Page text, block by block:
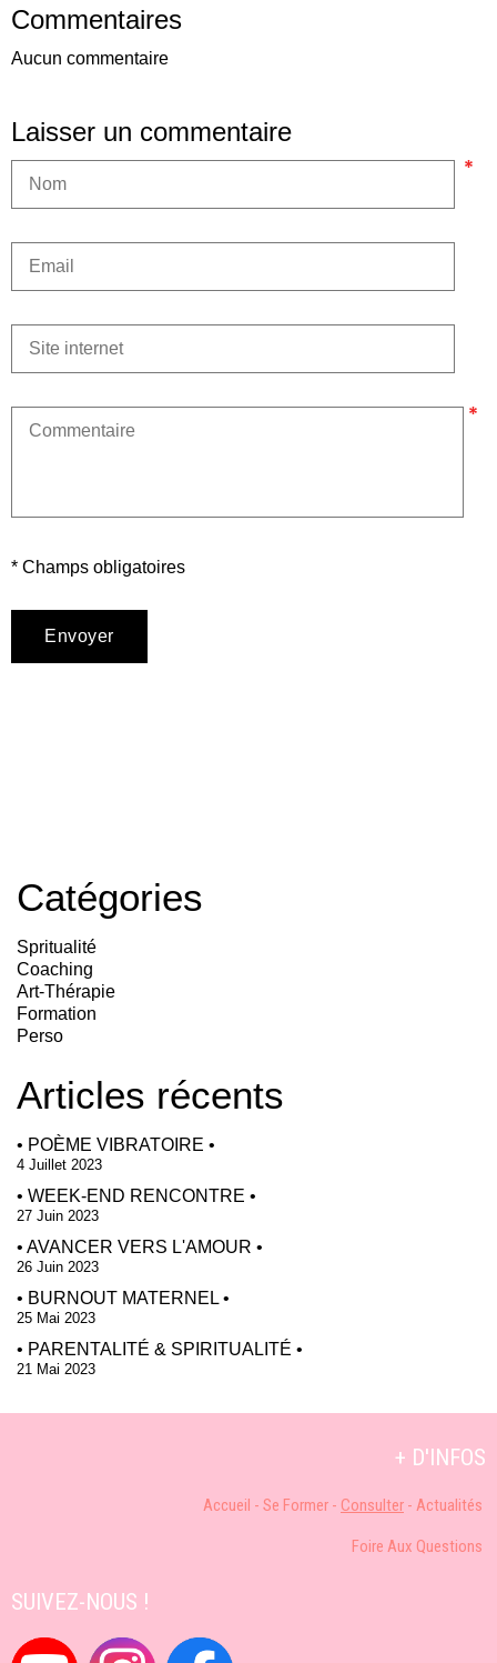
Commentaires
Aucun commentaire
Laisser un commentaire
* Champs obligatoires
Catégories
Spritualité
Coaching
Art-Thérapie
Formation
Perso
Articles récents
• POÈME VIBRATOIRE •
4 Juillet 2023
• WEEK-END RENCONTRE •
27 Juin 2023
• AVANCER VERS L'AMOUR •
26 Juin 2023
• BURNOUT MATERNEL •
25 Mai 2023
• PARENTALITÉ & SPIRITUALITÉ •
21 Mai 2023
+ D'INFOS
Accueil - Se Former - Consulter - Actualités
Foire Aux Questions
SUIVEZ-NOUS !